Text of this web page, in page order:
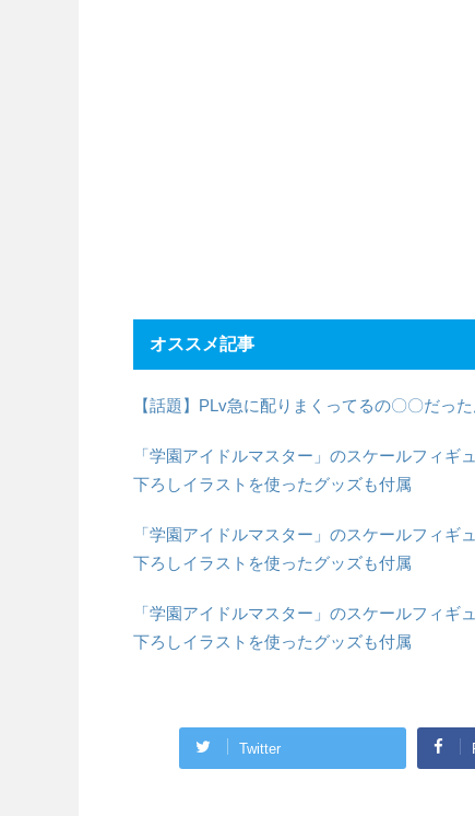
オススメ記事
【話題】PLv急に配りまくってるの〇〇だっ
「学園アイドルマスター」のスケールフィ
下ろしイラストを使ったグッズも付属
「学園アイドルマスター」のスケールフィ
下ろしイラストを使ったグッズも付属
「学園アイドルマスター」のスケールフィ
下ろしイラストを使ったグッズも付属
Twitter